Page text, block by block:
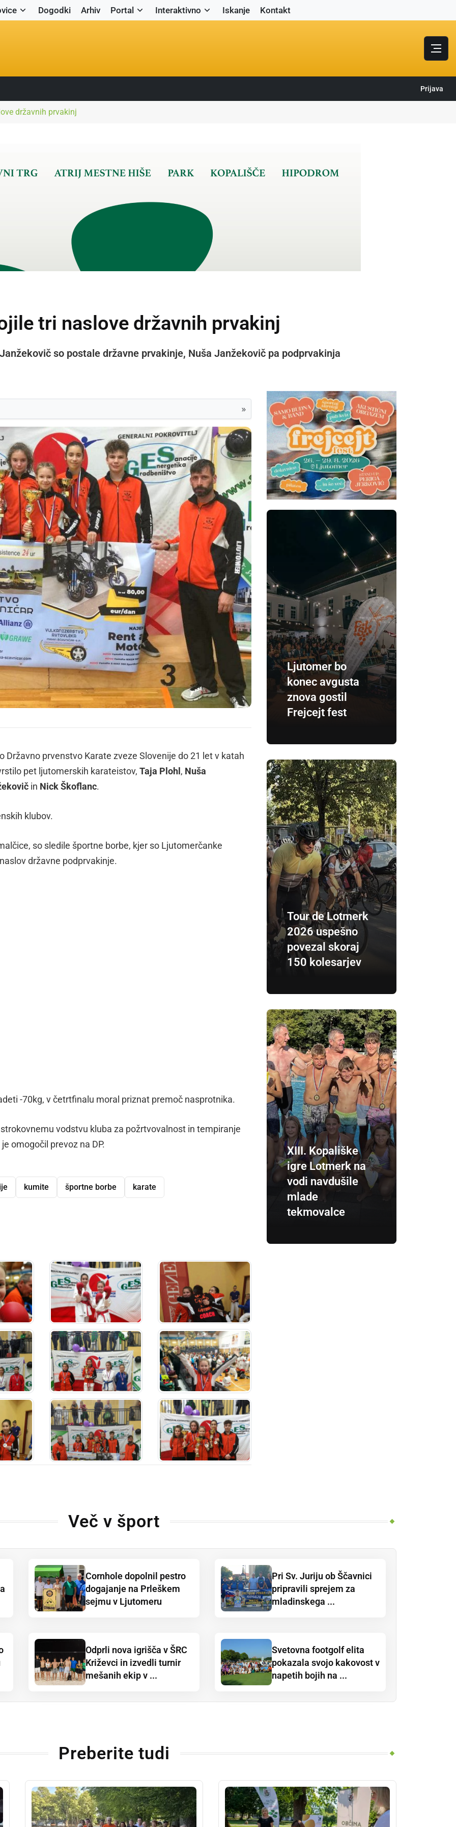
Dogodki Arhiv Portal Interaktivno Iskanje Kontakt
Prijava
državnih prvakinj
tri naslove državnih prvakinj
so postale državne prvakinje, Nuša Janžekovič pa podprvakinja
»
Državno prvenstvo Karate zveze Slovenije do 21 let v katah
pet ljutomerskih karateistov, Taja Plohl, Nuša
in Nick Škoflanc.
klubov.
so sledile športne borbe, kjer so Ljutomerčanke
državne podprvakinje.
-70kg, v četrtfinalu moral priznat premoč nasprotnika.
vodstvu kluba za požrtvovalnost in tempiranje
omogočil prevoz na DP.
kumite športne borbe karate
Ljutomer bo
konec avgusta
znova gostil
Frejcejt fest
Tour de Lotmerk
2026 uspešno
povezal skoraj
150 kolesarjev
XIII. Kopališke
igre Lotmerk na
vodi navdušile
mlade
tekmovalce
Več v šport
Cornhole dopolnil pestro
dogajanje na Prleškem
sejmu v Ljutomeru
Pri Sv. Juriju ob Ščavnici
pripravili sprejem za
mladinskega ...
Odprli nova igrišča v ŠRC
Križevci in izvedli turnir
mešanih ekip v ...
Svetovna footgolf elita
pokazala svojo kakovost v
napetih bojih na ...
Preberite tudi